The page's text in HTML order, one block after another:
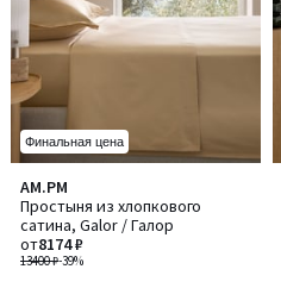
Финальная цена
AM.PM
Простыня из хлопкового
сатина, Galor / Галор
13400 ₽-39%
от8174 ₽
5
/
5
Количество
цветов:
2